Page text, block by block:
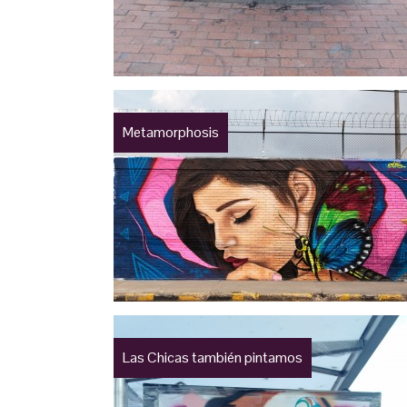
Metamorphosis
Las Chicas también pintamos